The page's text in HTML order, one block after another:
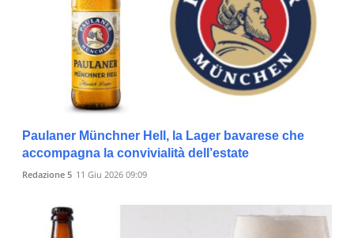
Paulaner Münchner Hell, la Lager bavarese che
accompagna la convivialità dell’estate
Redazione 5 11 Giu 2026 09:09